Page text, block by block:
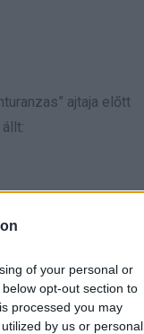
of your personal or
opt-out section to
processed you may
by us or personal
ajtaja előtt
gyermekért és az